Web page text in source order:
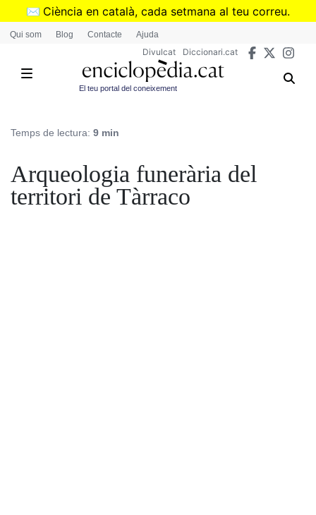
Vés
✉️ Ciència en català, cada setmana al teu correu.
➜Subscriu-te al butlletí de Divulcat
Qui som Blog Contacte Ajuda
Divulcat Diccionari.cat
El teu portal del coneixement
Temps de lectura: 9 min
Arqueologia funerària del
territori de Tàrraco